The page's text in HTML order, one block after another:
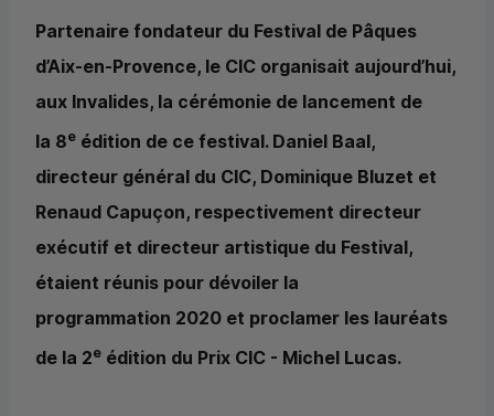
Partenaire fondateur du Festival de Pâques
d’Aix-en-Provence, le CIC organisait aujourd’hui,
aux Invalides, la cérémonie de lancement de
la 8e édition de ce festival. Daniel Baal,
directeur général du CIC, Dominique Bluzet et
Renaud Capuçon, respectivement directeur
exécutif et directeur artistique du Festival,
étaient réunis pour dévoiler la
programmation 2020 et proclamer les lauréats
de la 2e édition du Prix CIC - Michel Lucas.